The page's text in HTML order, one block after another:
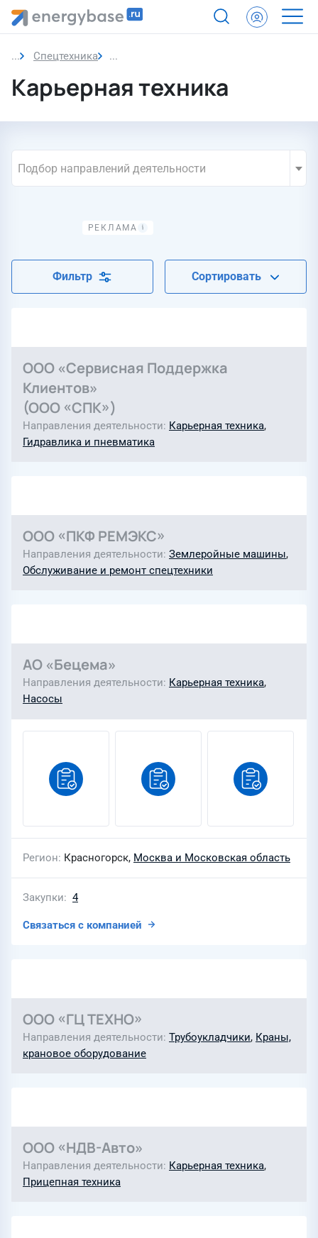
Спецтехника Карьерная техника
Карьерная техника
Подбор направлений деятельности
Фильтр Сортировать
ООО «Сервисная Поддержка
Клиентов»
(ООО «СПК»)
Направления деятельности Карьерная техника,
Гидравлика и пневматика
ООО «ПКФ РЕМЭКС»
Направления деятельности Землеройные машины,
Обслуживание и ремонт спецтехники
АО «Бецема»
Направления деятельности Карьерная техника,
Насосы
Регион Красногорск, Москва и Московская область
Закупки 4
Связаться с компанией
ООО «ГЦ ТЕХНО»
Направления деятельности Трубоукладчики, Краны,
крановое оборудование
ООО «НДВ-Авто»
Направления деятельности Карьерная техника,
Прицепная техника